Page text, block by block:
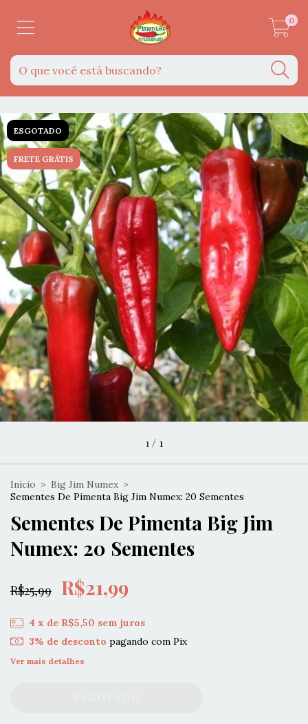
0
ESGOTADO
FRETE GRÁTIS
1 / 1
Início > Big Jim Numex >
Sementes De Pimenta Big Jim Numex: 20 Sementes
Sementes De Pimenta Big Jim
Numex: 20 Sementes
R$25,99 R$21,99
4 x de R$5,50 sem juros
3% de desconto pagando com Pix
Ver mais detalhes